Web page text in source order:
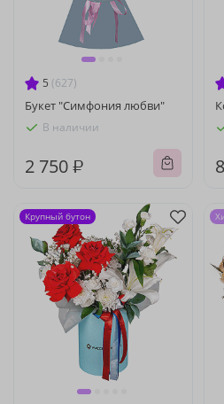
5 (627)
Букет "Симфония любви"
В наличии
2 750 ₽
Крупный бутон